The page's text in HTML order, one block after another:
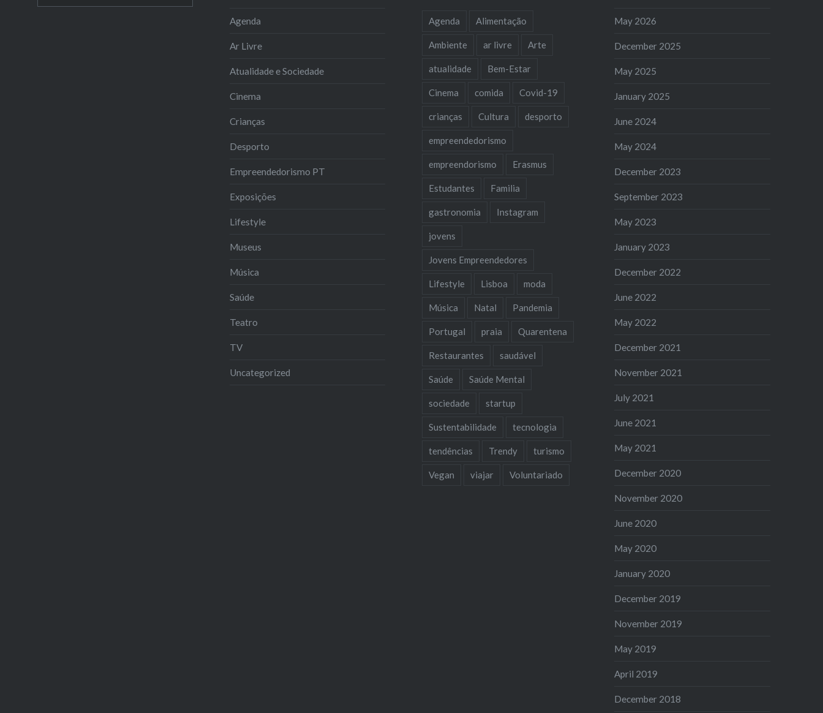
Agenda
Ar Livre
Atualidade e Sociedade
Cinema
Crianças
Desporto
Empreendedorismo PT
Exposições
Lifestyle
Museus
Música
Saúde
Teatro
TV
Uncategorized
Agenda Alimentação
Ambiente ar livre Arte
atualidade Bem-Estar
Cinema comida Covid-19
crianças Cultura desporto
empreendedorismo
empreendorismo Erasmus
Estudantes Familia
gastronomia Instagram
jovens
Jovens Empreendedores
Lifestyle Lisboa moda
Música Natal Pandemia
Portugal praia Quarentena
Restaurantes saudável
Saúde Saúde Mental
sociedade startup
Sustentabilidade tecnologia
tendências Trendy turismo
Vegan viajar Voluntariado
May 2026
December 2025
May 2025
January 2025
June 2024
May 2024
December 2023
September 2023
May 2023
January 2023
December 2022
June 2022
May 2022
December 2021
November 2021
July 2021
June 2021
May 2021
December 2020
November 2020
June 2020
May 2020
January 2020
December 2019
November 2019
May 2019
April 2019
December 2018